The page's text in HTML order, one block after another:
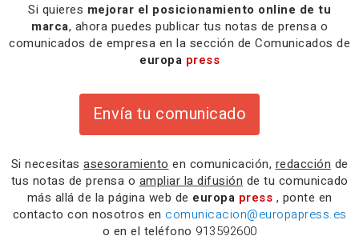
Si quieres mejorar el posicionamiento online de tu
marca, ahora puedes publicar tus notas de prensa o
comunicados de empresa en la sección de Comunicados de
europa press
Envía tu comunicado
Si necesitas asesoramiento en comunicación, redacción de
tus notas de prensa o ampliar la difusión de tu comunicado
más allá de la página web de europa press , ponte en
contacto con nosotros en comunicacion@europapress.es
o en el teléfono 913592600